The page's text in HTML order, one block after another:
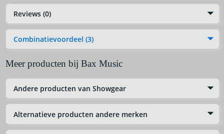
Reviews (0)
Combinatievoordeel (3)
Meer producten bij Bax Music
Andere producten van Showgear
Alternatieve producten andere merken